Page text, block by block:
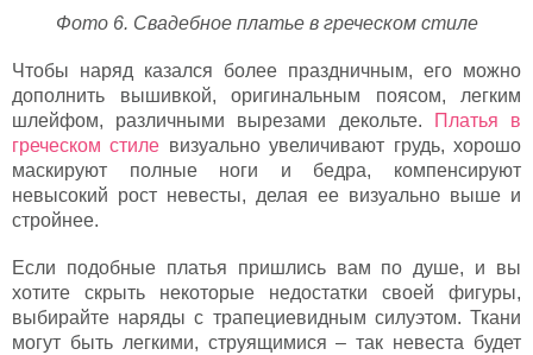
Фото 6. Свадебное платье в греческом стиле
Чтобы наряд казался более праздничным, его можно
дополнить вышивкой, оригинальным поясом, легким
шлейфом, различными вырезами декольте.
Платья в
греческом стиле визуально увеличивают грудь, хорошо
маскируют полные ноги и бедра, компенсируют
невысокий рост невесты, делая ее визуально выше и
стройнее.
Если подобные платья пришлись вам по душе, и вы
хотите скрыть некоторые недостатки своей фигуры,
выбирайте наряды с трапециевидным силуэтом. Ткани
могут быть легкими, струящимися – так невеста будет